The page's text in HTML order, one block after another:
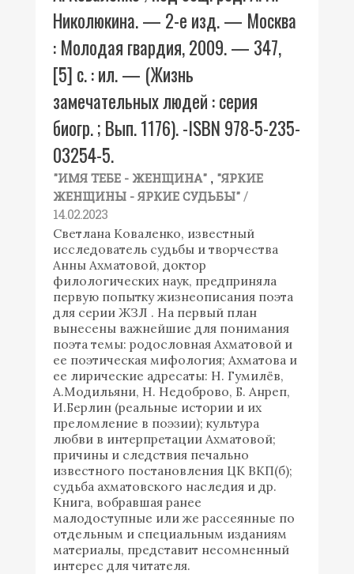
Николюкина. — 2-е изд. — Москва
: Молодая гвардия, 2009. — 347,
[5] с. : ил. — (Жизнь
замечательных людей : серия
биогр. ; Вып. 1176). -ISBN 978-5-235-
03254-5.
"ИМЯ ТЕБЕ - ЖЕНЩИНА" , "ЯРКИЕ
ЖЕНЩИНЫ - ЯРКИЕ СУДЬБЫ" /
14.02.2023
Светлана Коваленко, известный
исследователь судьбы и творчества
Анны Ахматовой, доктор
филологических наук, предприняла
первую попытку жизнеописания поэта
для серии ЖЗЛ . На первый план
вынесены важнейшие для понимания
поэта темы: родословная Ахматовой и
ее поэтическая мифология; Ахматова и
ее лирические адресаты: Н. Гумилёв,
А.Модильяни, Н. Недоброво, Б. Анреп,
И.Берлин (реальные истории и их
преломление в поэзии); культура
любви в интерпретации Ахматовой;
причины и следствия печально
известного постановления ЦК ВКП(б);
судьба ахматовского наследия и др.
Книга, вобравшая ранее
малодоступные или же рассеянные по
отдельным и специальным изданиям
материалы, представит несомненный
интерес для читателя.